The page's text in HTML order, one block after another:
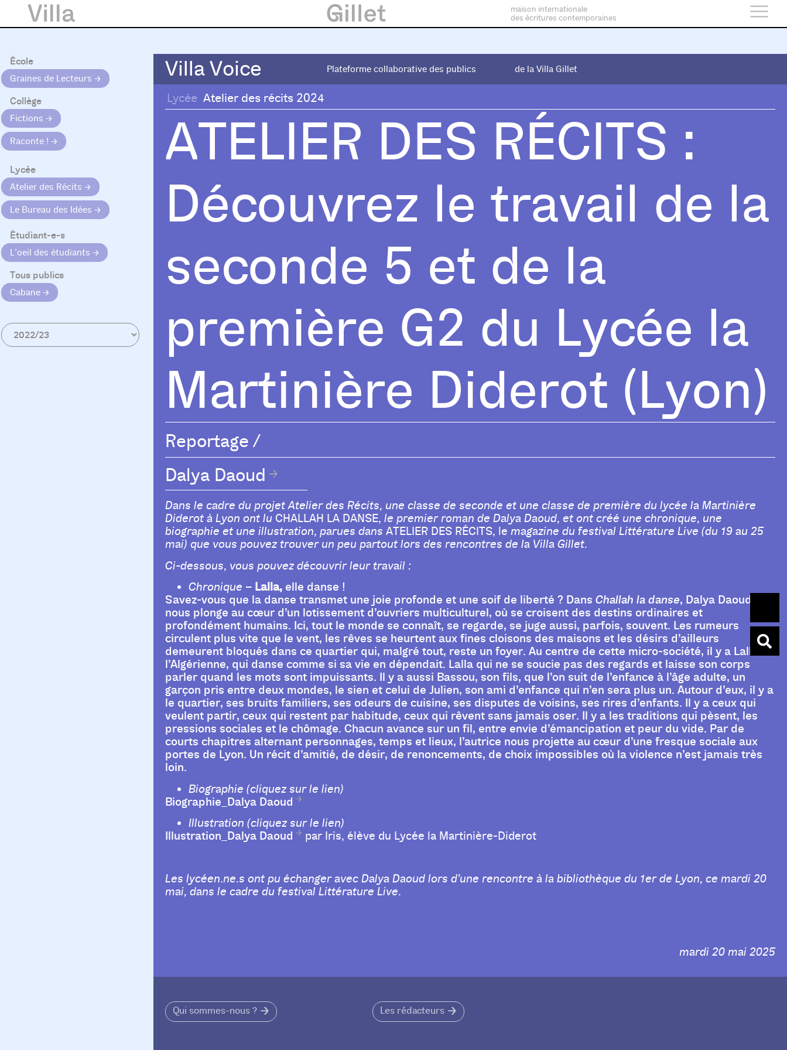
maison internationale
des écritures contemporaines
École
Graines de Lecteurs
Collège
Fictions
Raconte !
Lycée
Atelier des Récits
Le Bureau des Idées
Étudiant-e-s
L’oeil des étudiants
Tous publics
Cabane
Villa Voice Plateforme collaborative des publics de la Villa Gillet
Villa Voice Plateforme collaborative des publics de la Villa Gillet
Lycée Atelier des récits 2024
ATELIER DES RÉCITS :
Découvrez le travail de la
seconde 5 et de la
première G2 du Lycée la
Martinière Diderot (Lyon)
Reportage /
Dalya Daoud
Dans le cadre du projet Atelier des Récits, une classe de seconde et une classe de première du lycée la Martinière
Diderot à Lyon ont lu CHALLAH LA DANSE, le premier roman de Dalya Daoud, et ont créé une chronique, une
biographie et une illustration, parues dansATELIER DES RÉCITS, lemagazine du festival Littérature Live (du 19 au 25
mai) que vous pouvez trouver un peu partout lors des rencontres de la Villa Gillet.
Ci-dessous, vous pouvez découvrir leur travail :
Chronique – Lalla, elle danse !
Savez-vous que la danse transmet une joie profonde et une soif de liberté ? DansChallah la danse, Dalya Daoud
nous plonge au cœur d’un lotissement d’ouvriers multiculturel, où se croisent des destins ordinaires et
profondément humains. Ici, tout le monde se connaît, se regarde, se juge aussi, parfois, souvent. Les rumeurs
circulent plus vite que le vent, les rêves se heurtent aux fines cloisons des maisons et les désirs d’ailleurs
demeurent bloqués dans ce quartier qui, malgré tout, reste un foyer. Au centre de cette micro-société, il y a Lalla
l’Algérienne, qui danse comme si sa vie en dépendait. Lalla qui ne se soucie pas des regards et laisse son corps
parler quand les mots sont impuissants. Il y a aussi Bassou, son fils, que l’on suit de l’enfance à l’âge adulte, un
garçon pris entre deux mondes, le sien et celui de Julien, son ami d’enfance qui n’en sera plus un. Autour d’eux, il y a
le quartier, ses bruits familiers, ses odeurs de cuisine, ses disputes de voisins, ses rires d’enfants. Il y a ceux qui
veulent partir, ceux qui restent par habitude, ceux qui rêvent sans jamais oser. Il y a les traditions qui pèsent, les
pressions sociales et le chômage. Chacun avance sur un fil, entre envie d’émancipation et peur du vide. Par de
courts chapitres alternant personnages, temps et lieux, l’autrice nous projette au cœur d’une fresque sociale aux
portes de Lyon. Un récit d’amitié, de désir, de renoncements, de choix impossibles où la violence n’est jamais très
loin.
Biographie (cliquez sur le lien)
Biographie_Dalya Daoud
Illustration (cliquez sur le lien)
Illustration_Dalya Daoud par Iris, élève du Lycée la Martinière-Diderot
Les lycéen.ne.s ont pu échanger avec Dalya Daoud lors d’une rencontre à la bibliothèque du 1er de Lyon, ce mardi 20
mai, dans le cadre du festival Littérature Live.
mardi 20 mai 2025
Qui sommes-nous ? Les rédacteurs